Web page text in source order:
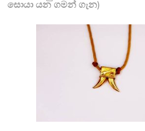
සොයා යන ගමන් ගැන)